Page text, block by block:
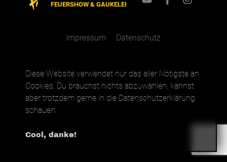
Diese Website verwendet nur das aller Nötigste an
Cookies. Du brauchst nichts abzuwählen, kannst
aber trotzdem gerne in die Datenschutzerklärung
schauen.
Cool, danke!
FEUERSHOW & GAUKELEI
Impressum Datenschutz